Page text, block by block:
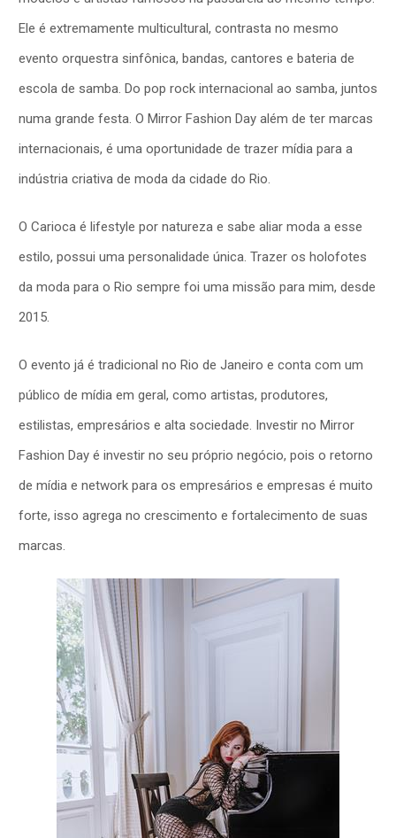
Ele é extremamente multicultural, contrasta no mesmo
evento orquestra sinfônica, bandas, cantores e bateria de
escola de samba. Do pop rock internacional ao samba, juntos
numa grande festa. O Mirror Fashion Day além de ter marcas
internacionais, é uma oportunidade de trazer mídia para a
indústria criativa de moda da cidade do Rio.
O Carioca é lifestyle por natureza e sabe aliar moda a esse
estilo, possui uma personalidade única. Trazer os holofotes
da moda para o Rio sempre foi uma missão para mim, desde
2015.
O evento já é tradicional no Rio de Janeiro e conta com um
público de mídia em geral, como artistas, produtores,
estilistas, empresários e alta sociedade. Investir no Mirror
Fashion Day é investir no seu próprio negócio, pois o retorno
de mídia e network para os empresários e empresas é muito
forte, isso agrega no crescimento e fortalecimento de suas
marcas.